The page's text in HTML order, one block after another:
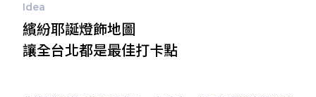
Idea
繽紛耶誕燈飾地圖
讓全台北都是最佳打卡點